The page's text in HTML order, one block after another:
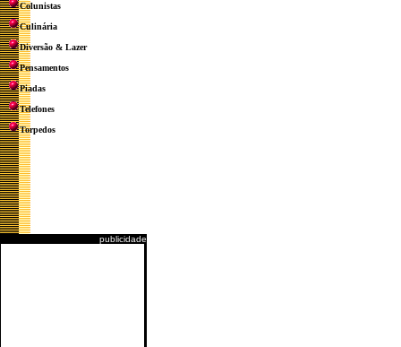
Colunistas
Culinária
Diversão & Lazer
Pensamentos
Piadas
Telefones
Torpedos
publicidade